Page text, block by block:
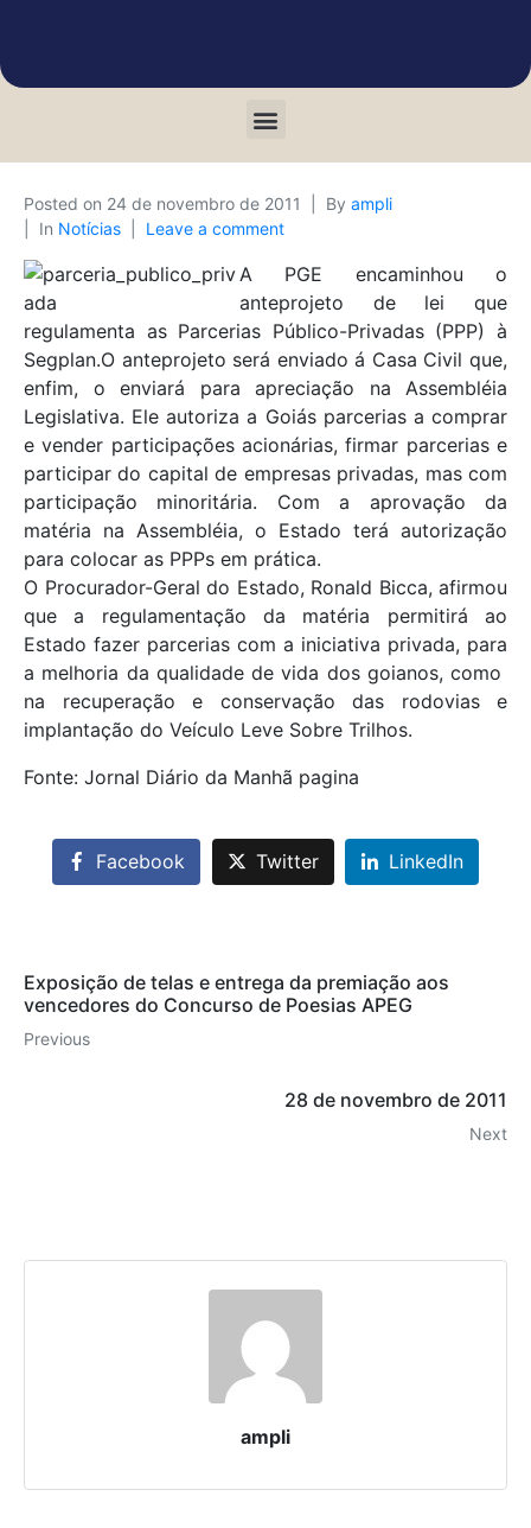
Posted on 24 de novembro de 2011 By ampli
In Notícias Leave a comment
A PGE encaminhou o
anteprojeto de lei que
regulamenta as Parcerias Público-Privadas (PPP) à
Segplan.O anteprojeto será enviado á Casa Civil que,
enfim, o enviará para apreciação na Assembléia
Legislativa. Ele autoriza a Goiás parcerias a comprar
e vender participações acionárias, firmar parcerias e
participar do capital de empresas privadas, mas com
participação minoritária. Com a aprovação da
matéria na Assembléia, o Estado terá autorização
para colocar as PPPs em prática.
O Procurador-Geral do Estado, Ronald Bicca, afirmou
que a regulamentação da matéria permitirá ao
Estado fazer parcerias com a iniciativa privada, para
a melhoria da qualidade de vida dos goianos, como
na recuperação e conservação das rodovias e
implantação do Veículo Leve Sobre Trilhos.
Fonte: Jornal Diário da Manhã pagina
Facebook Twitter LinkedIn
Exposição de telas e entrega da premiação aos
vencedores do Concurso de Poesias APEG
Previous
28 de novembro de 2011
Next
ampli